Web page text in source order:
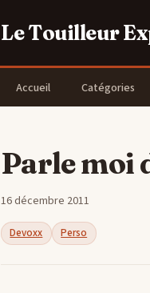
Le Touilleur
Accueil Catégories
Parle moi
16 décembre 2011
Devoxx Perso